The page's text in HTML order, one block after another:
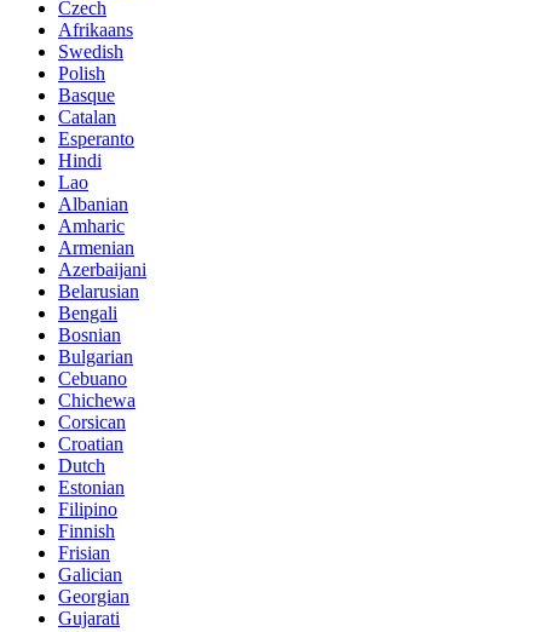
Czech
Afrikaans
Swedish
Polish
Basque
Catalan
Esperanto
Hindi
Lao
Albanian
Amharic
Armenian
Azerbaijani
Belarusian
Bengali
Bosnian
Bulgarian
Cebuano
Chichewa
Corsican
Croatian
Dutch
Estonian
Filipino
Finnish
Frisian
Galician
Georgian
Gujarati